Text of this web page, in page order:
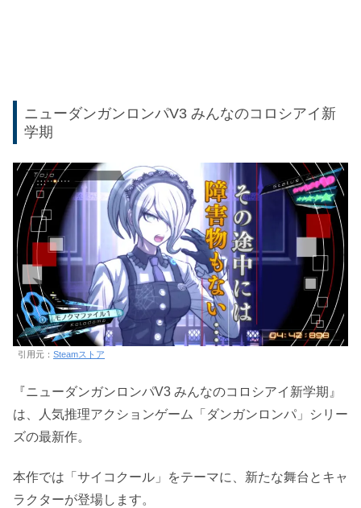
ニューダンガンロンパV3 みんなのコロシアイ新
学期
引用元： Steamストア
『ニューダンガンロンパV3 みんなのコロシアイ新学期』
は、人気推理アクションゲーム「ダンガンロンパ」シリー
ズの最新作。
本作では「サイコクール」をテーマに、新たな舞台とキャ
ラクターが登場します。